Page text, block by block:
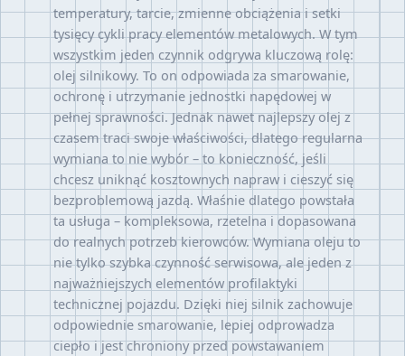
temperatury, tarcie, zmienne obciążenia i setki
tysięcy cykli pracy elementów metalowych. W tym
wszystkim jeden czynnik odgrywa kluczową rolę:
olej silnikowy. To on odpowiada za smarowanie,
ochronę i utrzymanie jednostki napędowej w
pełnej sprawności. Jednak nawet najlepszy olej z
czasem traci swoje właściwości, dlatego regularna
wymiana to nie wybór – to konieczność, jeśli
chcesz uniknąć kosztownych napraw i cieszyć się
bezproblemową jazdą. Właśnie dlatego powstała
ta usługa – kompleksowa, rzetelna i dopasowana
do realnych potrzeb kierowców. Wymiana oleju to
nie tylko szybka czynność serwisowa, ale jeden z
najważniejszych elementów profilaktyki
technicznej pojazdu. Dzięki niej silnik zachowuje
odpowiednie smarowanie, lepiej odprowadza
ciepło i jest chroniony przed powstawaniem